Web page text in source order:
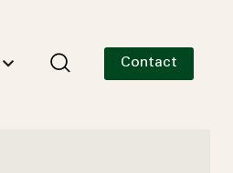
Contact